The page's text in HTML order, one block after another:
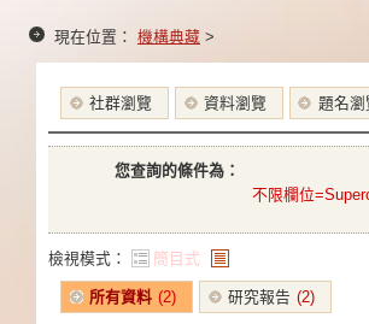
現在位置： 機構典藏 >
社群瀏覽 資料瀏覽 題名瀏
您查詢的條件為：
不限欄位
檢視模式： 簡目式
所有資料 (2) 研究報告 (2)